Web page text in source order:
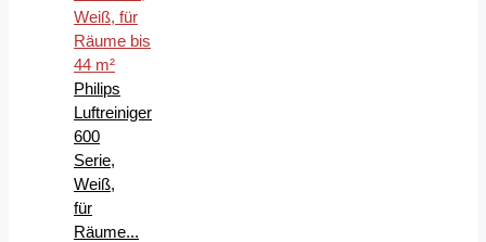
Philips
Luftreiniger
600
Serie,
Weiß,
für
Räume...